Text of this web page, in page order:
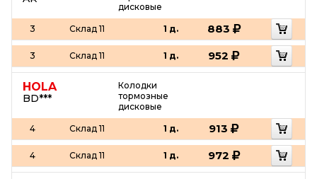
дисковые
3 Склад 11 1 д. 883
3 Склад 11 1 д. 952
HOLA
BD***
Колодки
тормозные
дисковые
4 Склад 11 1 д. 913
4 Склад 11 1 д. 972